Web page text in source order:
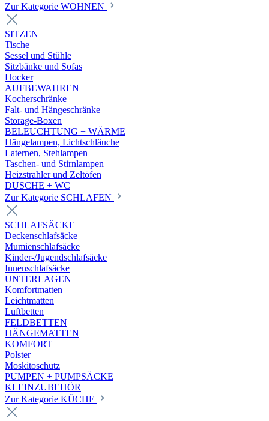
Zur Kategorie WOHNEN
SITZEN
Tische
Sessel und Stühle
Sitzbänke und Sofas
Hocker
AUFBEWAHREN
Kocherschränke
Falt- und Hängeschränke
Storage-Boxen
BELEUCHTUNG + WÄRME
Hängelampen, Lichtschläuche
Laternen, Stehlampen
Taschen- und Stirnlampen
Heizstrahler und Zeltöfen
DUSCHE + WC
Zur Kategorie SCHLAFEN
SCHLAFSÄCKE
Deckenschlafsäcke
Mumienschlafsäcke
Kinder-/Jugendschlafsäcke
Innenschlafsäcke
UNTERLAGEN
Komfortmatten
Leichtmatten
Luftbetten
FELDBETTEN
HÄNGEMATTEN
KOMFORT
Polster
Moskitoschutz
PUMPEN + PUMPSÄCKE
KLEINZUBEHÖR
Zur Kategorie KÜCHE